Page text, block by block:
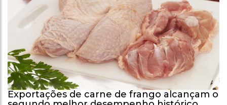
Exportações de carne de frango alcançam o